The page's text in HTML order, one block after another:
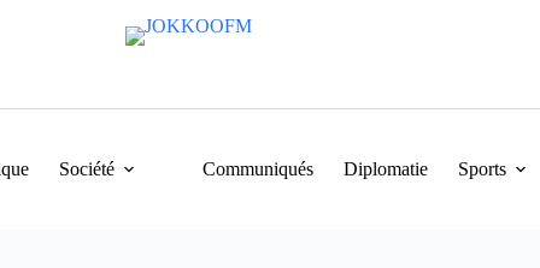
Société Communiqués Diplomatie Sports